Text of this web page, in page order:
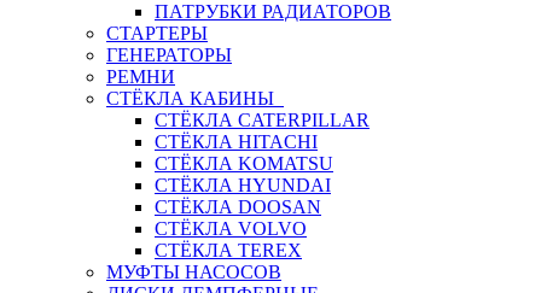
ПАТРУБКИ РАДИАТОРОВ
СТАРТЕРЫ
ГЕНЕРАТОРЫ
РЕМНИ
СТЁКЛА КАБИНЫ
СТЁКЛА CATERPILLAR
СТЁКЛА HITACHI
СТЁКЛА KOMATSU
СТЁКЛА HYUNDAI
СТЁКЛА DOOSAN
СТЁКЛА VOLVO
СТЁКЛА TEREX
МУФТЫ НАСОСОВ